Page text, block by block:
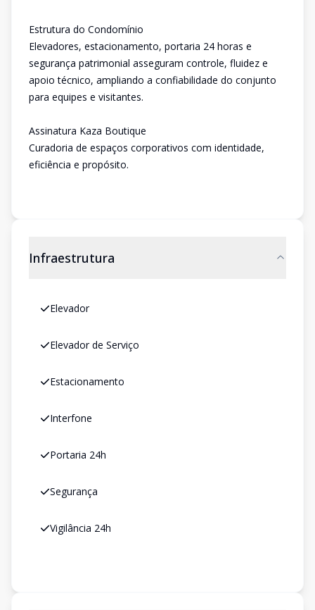
Estrutura do Condomínio
Elevadores, estacionamento, portaria 24 horas e
segurança patrimonial asseguram controle, fluidez e
apoio técnico, ampliando a confiabilidade do conjunto
para equipes e visitantes.
Assinatura Kaza Boutique
Curadoria de espaços corporativos com identidade,
eficiência e propósito.
Infraestrutura
Elevador
Elevador de Serviço
Estacionamento
Interfone
Portaria 24h
Segurança
Vigilância 24h